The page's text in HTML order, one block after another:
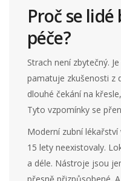
Proč se
péče?
Strach není zbytečný.
pamatuje zkušenosti z
dlouhé čekání na
Tyto vzpomínky se
Moderní zubní
15 lety neexistovaly.
a déle. Nástroje jsou